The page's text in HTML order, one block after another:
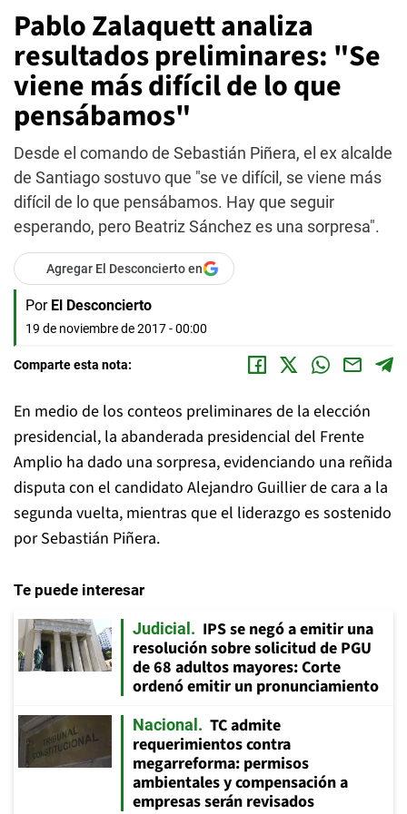
Pablo Zalaquett analiza
resultados preliminares: "Se
viene más difícil de lo que
pensábamos"
Desde el comando de Sebastián Piñera, el ex alcalde
de Santiago sostuvo que "se ve difícil, se viene más
difícil de lo que pensábamos. Hay que seguir
esperando, pero Beatriz Sánchez es una sorpresa".
Agregar El Desconcierto en
Por El Desconcierto
19 de noviembre de 2017 - 00:00
Comparte esta nota:
En medio de los conteos preliminares de la elección
presidencial, la abanderada presidencial del Frente
Amplio ha dado una sorpresa, evidenciando una reñida
disputa con el candidato Alejandro Guillier de cara a la
segunda vuelta, mientras que el liderazgo es sostenido
por Sebastián Piñera.
Te puede interesar
Judicial
IPS se negó a emitir una
resolución sobre solicitud de PGU
de 68 adultos mayores: Corte
ordenó emitir un pronunciamiento
Nacional
TC admite
requerimientos contra
megarreforma: permisos
ambientales y compensación a
empresas serán revisados